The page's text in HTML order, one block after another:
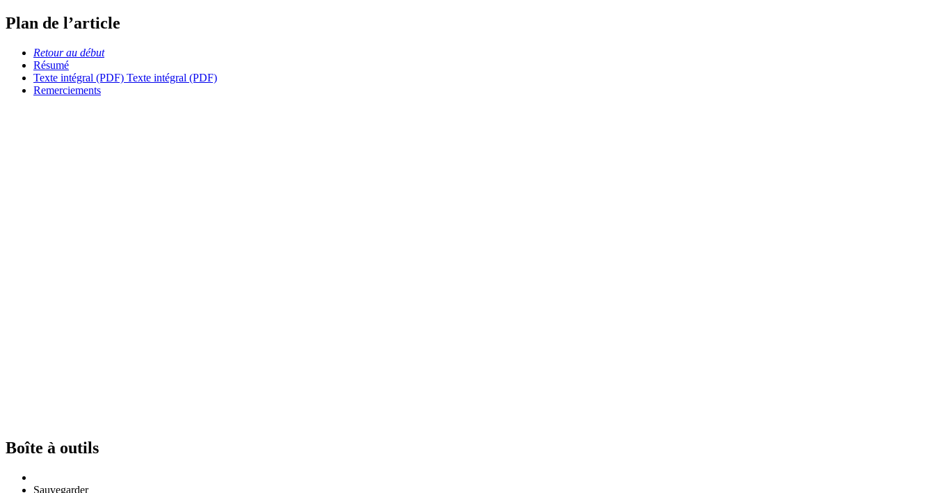
Plan de l’article
Retour au début
Résumé
Texte intégral (PDF) Texte intégral (PDF)
Remerciements
Boîte à outils
Sauvegarder